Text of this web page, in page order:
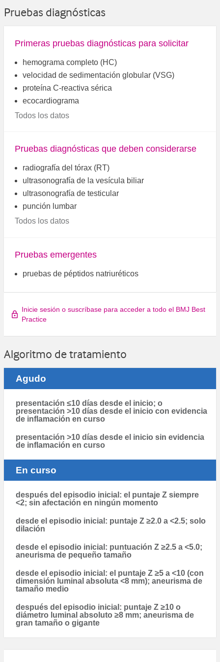
Pruebas diagnósticas
Primeras pruebas diagnósticas para solicitar
hemograma completo (HC)
velocidad de sedimentación globular (VSG)
proteína C-reactiva sérica
ecocardiograma
Todos los datos
Pruebas diagnósticas que deben considerarse
radiografía del tórax (RT)
ultrasonografía de la vesícula biliar
ultrasonografía de testicular
punción lumbar
Todos los datos
Pruebas emergentes
pruebas de péptidos natriuréticos
Inicie sesión o suscríbase para acceder a todo el BMJ Best
Practice
Algoritmo de tratamiento
Agudo
presentación ≤10 días desde el inicio; o
presentación >10 días desde el inicio con evidencia
de inflamación en curso
presentación >10 días desde el inicio sin evidencia
de inflamación en curso
En curso
después del episodio inicial: el puntaje Z siempre
<2; sin afectación en ningún momento
desde el episodio inicial: puntaje Z ≥2.0 a <2.5; solo
dilación
desde el episodio inicial: puntuación Z ≥2.5 a <5.0;
aneurisma de pequeño tamaño
desde el episodio inicial: el puntaje Z ≥5 a <10 (con
dimensión luminal absoluta <8 mm); aneurisma de
tamaño medio
después del episodio inicial: puntaje Z ≥10 o
diámetro luminal absoluto ≥8 mm; aneurisma de
gran tamaño o gigante